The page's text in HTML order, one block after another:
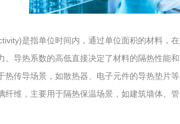
是指单位时间内，通过单位面积的材料，
导热系数的高低直接决定了材料的隔热性能和
传导场景，如散热器、电子元件的导热垫片等
维，主要用于隔热保温场景，如建筑墙体、管